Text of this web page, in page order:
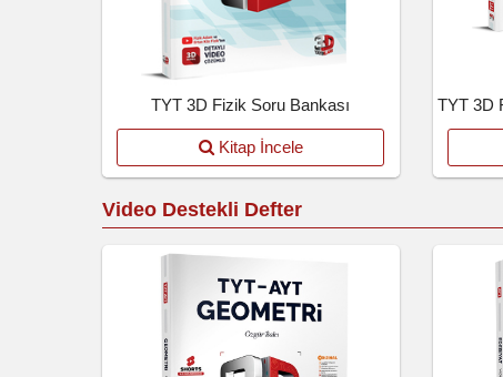
TYT 3D Fizik Soru Bankası
Kitap İncele
Video Destekli Defter